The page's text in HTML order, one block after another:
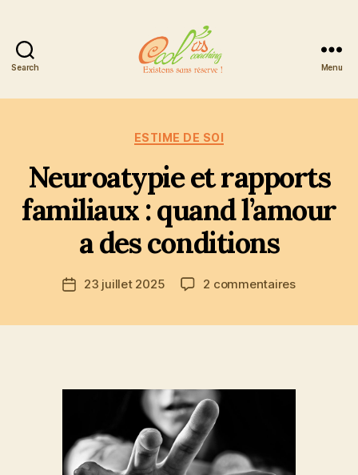
Search
Coaching
Menu
Catégories
ESTIME DE SOI
Neuroatypie et rapports
familiaux : quand l’amour
a des conditions
Date23 juillet 2025 2 commentairessur
quand